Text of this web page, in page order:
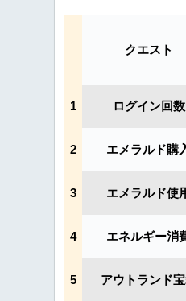
クエスト
1 ログイン回数
2 エメラルド購
3 エメラルド使
4 エネルギー消
5 アウトランド